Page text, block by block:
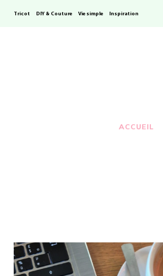
Tricot DIY & Couture Vie simple Inspiration
ACCUEIL